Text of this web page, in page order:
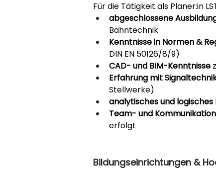
Für die Tätigkeit als Planer:in
abgeschlossene
Bahntechnik
Kenntnisse in Normen &
DIN EN 50126/8/9)
CAD- und BIM-Kenntnisse
Erfahrung mit
Stellwerke)
analytisches und logisches
Team- und
erfolgt
Bildungseinrichtungen &